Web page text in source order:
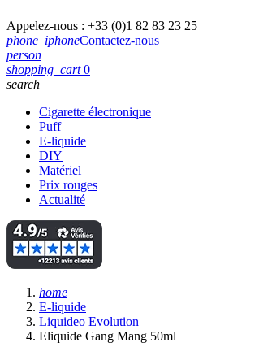
Appelez-nous : +33 (0)1 82 83 23 25
phone_iphoneContactez-nous
person
shopping_cart 0
search
Cigarette électronique
Puff
E-liquide
DIY
Matériel
Prix rouges
Actualité
home
E-liquide
Liquideo Evolution
Eliquide Gang Mang 50ml